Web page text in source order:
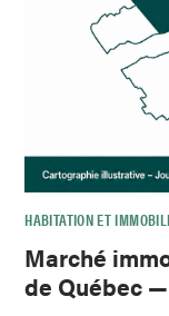
HABITATION ET
Marché
de Québec